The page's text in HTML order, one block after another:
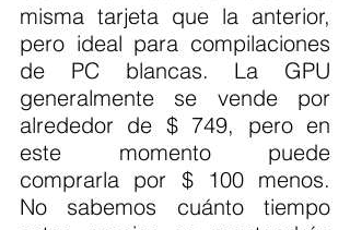
misma tarjeta que la anterior,
pero ideal para compilaciones
de PC blancas. La GPU
generalmente se vende por
alrededor de $ 749, pero en
este momento puede
comprarla por $ 100 menos.
No sabemos cuánto tiempo